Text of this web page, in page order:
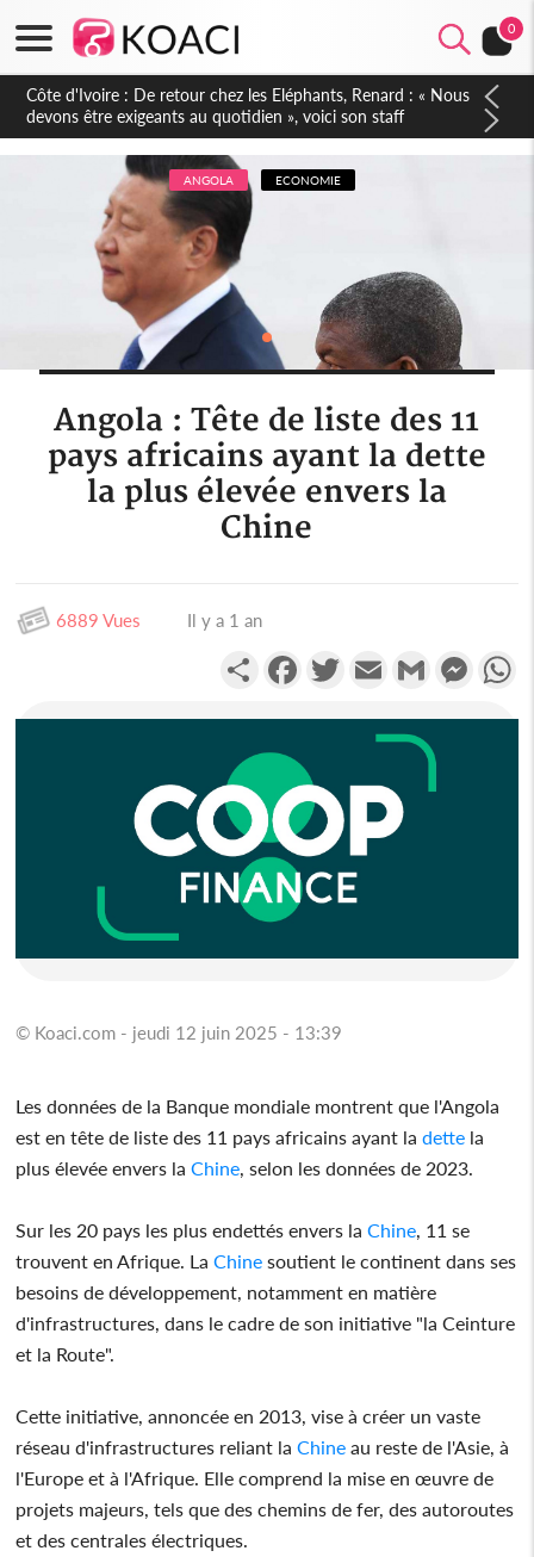
0
Côte d'Ivoire : 66e anniversaire de l'Indépendance, les Forces
de Défense et de Sécurité affichent leur puissance et
réaffirment leur engagement envers la Nation
ANGOLA ECONOMIE
Angola : Tête de liste des 11
pays africains ayant la dette
la plus élevée envers la
Chine
6889 Vues Il y a 1 an
PartagerFacebookTwitterEmail Gmail
© Koaci.com - jeudi 12 juin 2025 - 13:39
Les données de la Banque mondiale montrent que l'Angola
est en tête de liste des 11 pays africains ayant ladette la
plus élevée envers laChine , selon les données de 2023.
Sur les 20 pays les plus endettés envers laChine , 11 se
trouvent en Afrique. LaChine soutient le continent dans ses
besoins de développement, notamment en matière
d'infrastructures, dans le cadre de son initiative "la Ceinture
et la Route".
Cette initiative, annoncée en 2013, vise à créer un vaste
réseau d'infrastructures reliant laChine au reste de l'Asie, à
l'Europe et à l'Afrique. Elle comprend la mise en œuvre de
projets majeurs, tels que des chemins de fer, des autoroutes
et des centrales électriques.